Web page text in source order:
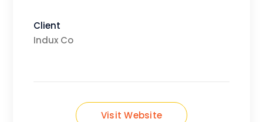
Client
Indux Co
Visit Website